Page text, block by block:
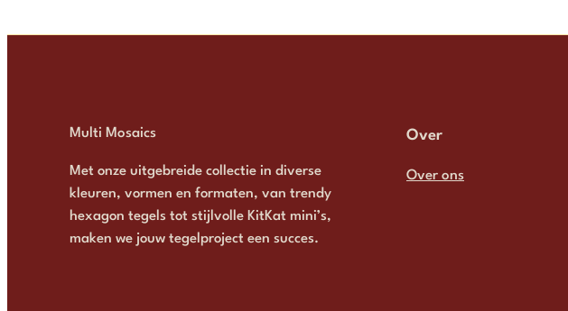
Multi Mosaics
Met onze uitgebreide collectie in diverse
kleuren, vormen en formaten, van trendy
hexagon tegels tot stijlvolle KitKat mini’s,
maken we jouw tegelproject een succes.
Over
Over ons